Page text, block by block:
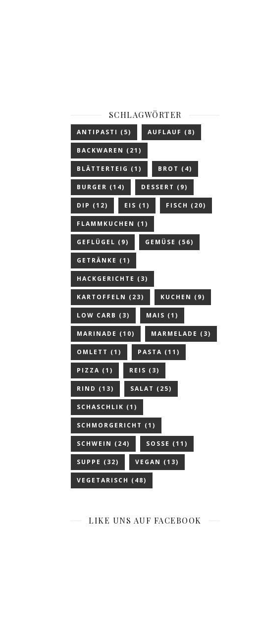
SCHLAGWÖRTER
ANTIPASTI (5) AUFLAUF (8)
BACKWAREN (21)
BLÄTTERTEIG (1) BROT (4)
BURGER (14) DESSERT (9)
DIP (12) EIS (1) FISCH (20)
FLAMMKUCHEN (1)
GEFLÜGEL (9) GEMÜSE (56)
GETRÄNKE (1)
HACKGERICHTE (3)
KARTOFFELN (23) KUCHEN (9)
LOW CARB (3) MAIS (1)
MARINADE (10) MARMELADE (3)
OMLETT (1) PASTA (11)
PIZZA (1) REIS (3)
RIND (13) SALAT (25)
SCHASCHLIK (1)
SCHMORGERICHT (1)
SCHWEIN (24) SOSSE (11)
SUPPE (32) VEGAN (13)
VEGETARISCH (48)
LIKE UNS AUF FACEBOOK